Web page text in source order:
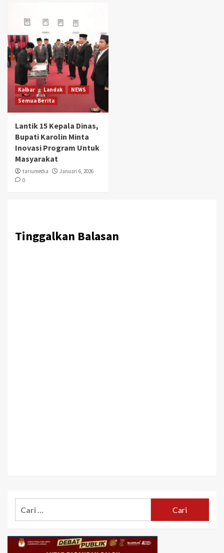
Kalbar Landak
NEWS
Semua Berita
Lantik 15 Kepala Dinas,
Bupati Karolin Minta
Inovasi Program Untuk
Masyarakat
tariumedia
Januari 6, 2026
0
Tinggalkan Balasan